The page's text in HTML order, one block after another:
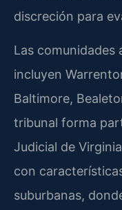
discreción para
Las comunidades
incluyen
Baltimore,
tribunal forma
Judicial de
con
suburbanas,